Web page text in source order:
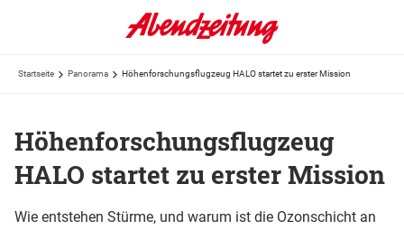
Startseite Panorama Höhenforschungsflugzeug HALO startet zu erster Mission
Höhenforschungsflugzeug
HALO startet zu erster Mission
Wie entstehen Stürme, und warum ist die Ozonschicht an